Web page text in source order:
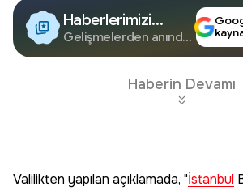
Haberlerimizi
Google'da Takip
Edin
Gelişmelerden anında
Haberin Devamı
Valilikten yapılan açıklamada, "İstanbul